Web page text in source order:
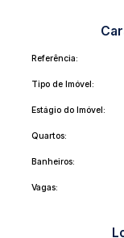
✔️ Muita natureza.
Agende agora
V2F IMÓVEIS
ONDE SEUS
Pavimentação
Destaques
Internet
Acabamento
Referência:
Tipo de Imóvel:
Estágio do Imóvel:
Quartos:
Banheiros:
Vagas: